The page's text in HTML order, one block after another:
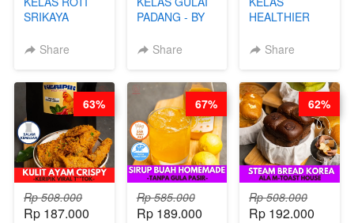
SRIKAYA
BY CHEF DITA
Share
PADANG - BY
NADIA
Share
HEALTHIER
BOBA -
MELETUS - BY
BARISTA ARI
Share
Rp 508.000
Rp 187.000
63%
Rp 585.000
Rp 189.000
67%
Rp 508.000
Rp 192.000
62%